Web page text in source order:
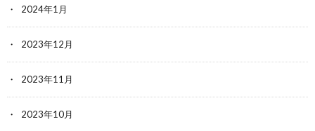
2024年1月
2023年12月
2023年11月
2023年10月